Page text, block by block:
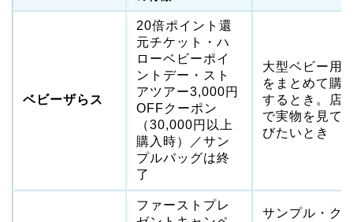
ベビーザらス
20倍ポイント還
元チケット・ハ
ローベビーポイ
ントデー・スト
アツアー3,000円
OFFクーポン
（30,000円以上
購入時）／サン
プルバッグは終
了
大型ベビー用
をまとめて購
するとき。店
で実物を見て
びたいとき
ファーストプレ
サンプル・ク